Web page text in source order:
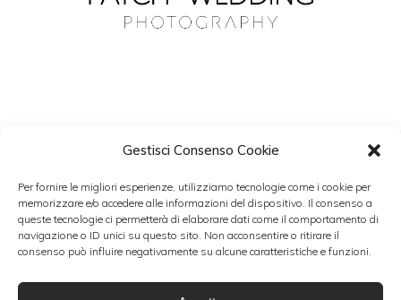
Gestisci Consenso Cookie
Per fornire le migliori esperienze, utilizziamo tecnologie come i cookie per
memorizzare e/o accedere alle informazioni del dispositivo. Il consenso a
queste tecnologie ci permetterà di elaborare dati come il comportamento di
navigazione o ID unici su questo sito. Non acconsentire o ritirare il
consenso può influire negativamente su alcune caratteristiche e funzioni.
Resta aggiornato con Patch Wedding.